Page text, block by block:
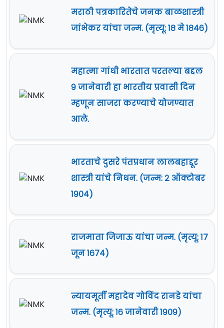
मराठी पत्रकारितेचे जनक बाळशास्त्री
जांभेकर यांचा जन्म. (मृत्यू: १८ मे १८४६)
महात्मा गांधी भारतात परतल्या बद्दल
९ जानेवारी हा भारतीय प्रवासी दिन
म्हणून साजरा करण्याचे योजण्यात
आले.
भारताचे दुसरे पंतप्रधान लालबहाद्दूर
शास्त्री यांचे निधन. (जन्म: २ ऑक्टोबर
१९०४)
राजमाता जिजाऊ यांचा जन्म. (मृत्यू: १७
जून १६७४)
न्यायमूर्ती महादेव गोविंद रानडे यांचा
जन्म. (मृत्यू: १६ जानेवारी १९०९)